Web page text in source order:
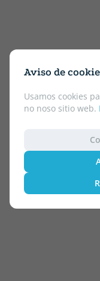
Aviso de
Usamos cookies
no noso sitio web.